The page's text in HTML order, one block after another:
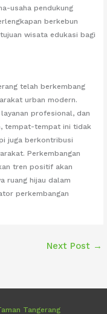
usaha pendukung
berkebun
wisata edukasi bagi
telah berkembang
urban modern.
profesional, dan
tempat-tempat ini tidak
juga berkontribusi
Perkembangan
tren positif akan
ruang hijau dalam
perkembangan
Next Post →
Tangerang